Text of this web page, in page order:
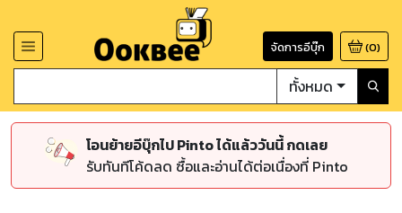
จัดการอีบุ๊ก (0)
ทั้งหมด
โอนย้ายอีบุ๊กไป Pinto ได้แล้ววันนี้ กดเลย
รับทันทีโค้ดลด ซื้อและอ่านได้ต่อเนื่องที่ Pinto